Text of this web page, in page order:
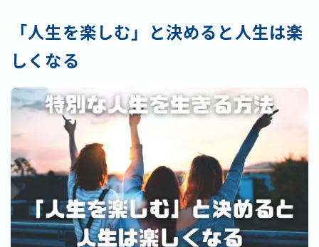
「人生を楽しむ」と決めると人生は楽
しくなる